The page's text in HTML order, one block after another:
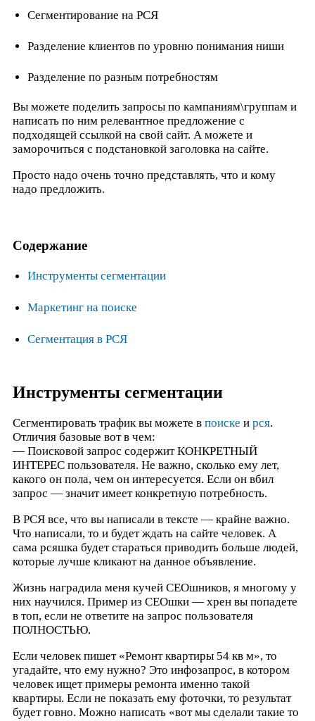
Сегментирование на РСЯ
Разделение клиентов по уровню понимания ниши
Разделение по разным потребностям
Вы можете поделить запросы по кампаниям\группам и
написать по ним релевантное предложение с
подходящей ссылкой на свой сайт. А можете и
заморочиться с подстановкой заголовка на сайте.
Просто надо очень точно представлять, что и кому
надо предложить.
Содержание
Инструменты сегментации
Маркетинг на поиске
Сегментация в РСЯ
Инструменты сегментации
Сегментировать трафик вы можете в поиске и рся.
Отличия базовые вот в чем:
— Поисковой запрос содержит КОНКРЕТНЫЙ
ИНТЕРЕС пользователя. Не важно, сколько ему лет,
какого он пола, чем он интересуется. Если он вбил
запрос — значит имеет конкретную потребность.
В РСЯ все, что вы написали в тексте — крайне важно.
Что написали, то и будет ждать на сайте человек. А
сама рсяшка будет стараться приводить больше людей,
которые лучше кликают на данное объявление.
Жизнь наградила меня кучей СЕОшников, я многому у
них научился. Пример из СЕОшки — хрен вы попадете
в топ, если не ответите на запрос пользователя
ПОЛНОСТЬЮ.
Если человек пишет «Ремонт квартиры 54 кв м», то
угадайте, что ему нужно? Это инфозапрос, в котором
человек ищет примеры ремонта именно такой
квартиры. Если не показать ему фоточки, то результат
будет говно. Можно написать «вот мы сделали такие то